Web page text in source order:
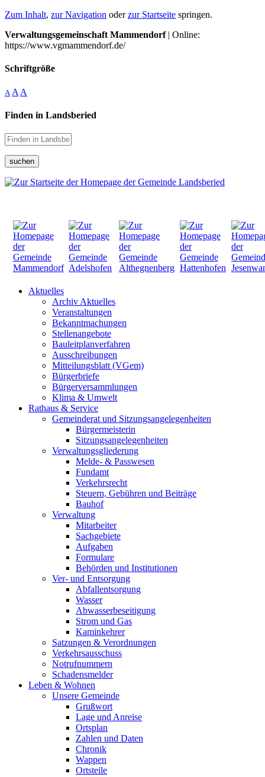
Zum Inhalt, zur Navigation oderzur Startseite springen.
Verwaltungsgemeinschaft Mammendorf| Online:
https://www.vgmammendorf.de/
Schriftgröße
A A A
Finden in Landsberied
suchen
Aktuelles
Archiv Aktuelles
Veranstaltungen
Bekanntmachungen
Stellenangebote
Bauleitplanverfahren
Ausschreibungen
Mitteilungsblatt (VGem)
Bürgerbriefe
Bürgerversammlungen
Klima & Umwelt
Rathaus & Service
Gemeinderat und Sitzungsangelegenheiten
Bürgermeisterin
Sitzungsangelegenheiten
Verwaltungsgliederung
Melde- & Passwesen
Fundamt
Verkehrsrecht
Steuern, Gebühren und Beiträge
Bauhof
Verwaltung
Mitarbeiter
Sachgebiete
Aufgaben
Formulare
Behörden und Institutionen
Ver- und Entsorgung
Abfallentsorgung
Wasser
Abwasserbeseitigung
Strom und Gas
Kaminkehrer
Satzungen & Verordnungen
Verkehrsausschuss
Notrufnummern
Schadensmelder
Leben & Wohnen
Unsere Gemeinde
Grußwort
Lage und Anreise
Ortsplan
Zahlen und Daten
Chronik
Wappen
Ortsteile